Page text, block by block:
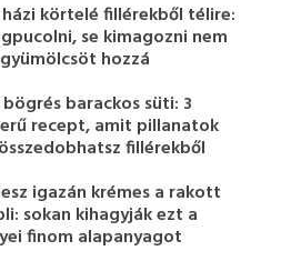
körtelé fillérekből télire:
se kimagozni nem
hozzá
barackos süti: 3
recept, amit pillanatok
fillérekből
igazán krémes a rakott
sokan kihagyják ezt a
finom alapanyagot